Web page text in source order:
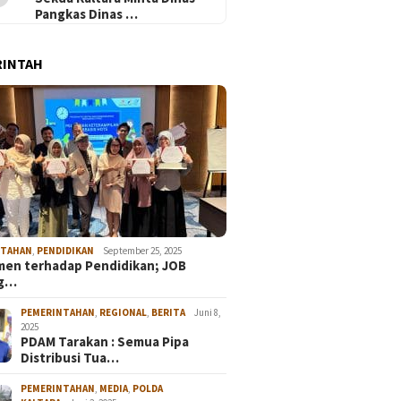
Pangkas Dinas …
PENDIDIKAN September 25, 2025
terhadap Pendidikan; JOB
PEMERINTAHAN REGIONAL BERITA
Juni 8,
2025
PDAM Tarakan : Semua Pipa
Distribusi Tua…
PEMERINTAHAN MEDIA POLDA